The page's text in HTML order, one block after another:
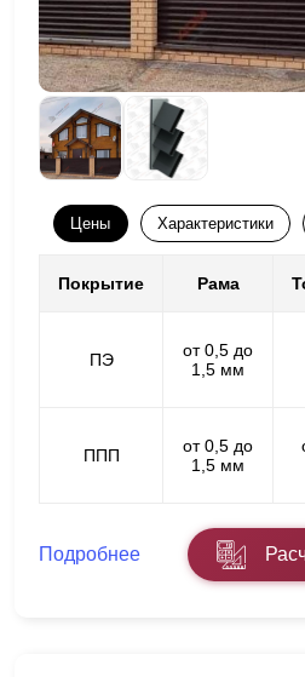
Цены Характеристики
Покрытие Рама
ПЭ
от 0,5 до
1,5 мм
ППП
от 0,5 до
1,5 мм
Подробнее